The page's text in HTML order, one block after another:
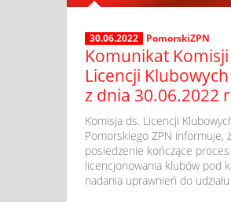
30.06.2022 PomorskiZPN
Komunikat Komisji
Licencji
z dnia 30.06.2022
Komisja ds. Licencji
Pomorskiego ZPN informuje,
posiedzenie kończące proces
licencjonowania klubów pod
nadania uprawnień do udziału